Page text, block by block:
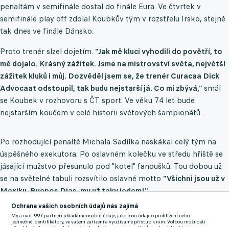
penaltám v semifinále dostal do finále Eura. Ve čtvrtek v
semifinále play off zdolal Koubkův tým v rozstřelu Irsko, stejně
tak dnes ve finále Dánsko.
Proto trenér slzel dojetím. "Jak mě kluci vyhodili do povětří, to
mě dojalo. Krásný zážitek. Jsme na mistrovství světa, největší
zážitek kluků i můj. Dozvěděl jsem se, že trenér Curacaa Dick
Advocaat odstoupil, tak budu nejstarší já. Co mi zbývá," smál
se Koubek v rozhovoru s ČT sport. Ve věku 74 let bude
nejstarším koučem v celé historii světových šampionátů.
Po rozhodující penaltě Michala Sadílka naskákal celý tým na
úspěšného exekutora. Po oslavném kolečku ve středu hřiště se
jásající mužstvo přesunulo pod "kotel" fanoušků. Tou dobou už
se na světelné tabuli rozsvítilo oslavné motto "Všichni jsou už v
Mexiku, Buenos Dias, my už taky jedem!"
Stejné měli hráči na postupových tričkách, která si rychle
navlékli. Reprezentace si tak mírně upravila refrén písně Všichni
Ochrana vašich osobních údajů nás zajímá
My a naši997 partneři ukládáme osobní údaje, jako jsou údaje o prohlížení nebo
jedinečné identifikátory, ve vašem zařízení a využíváme přístup k nim. Volbou možnosti